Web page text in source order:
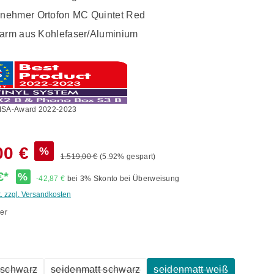
Ortofon MC Quintet Red
aus Kohlefaser/Aluminium
Award 2022-2023
€ % 1.519,00 € (5.92% gespart)
% -42,87 € bei 3% Skonto bei Überweisung
zzgl. Versandkosten
seidenmatt schwarz seidenmatt weiß